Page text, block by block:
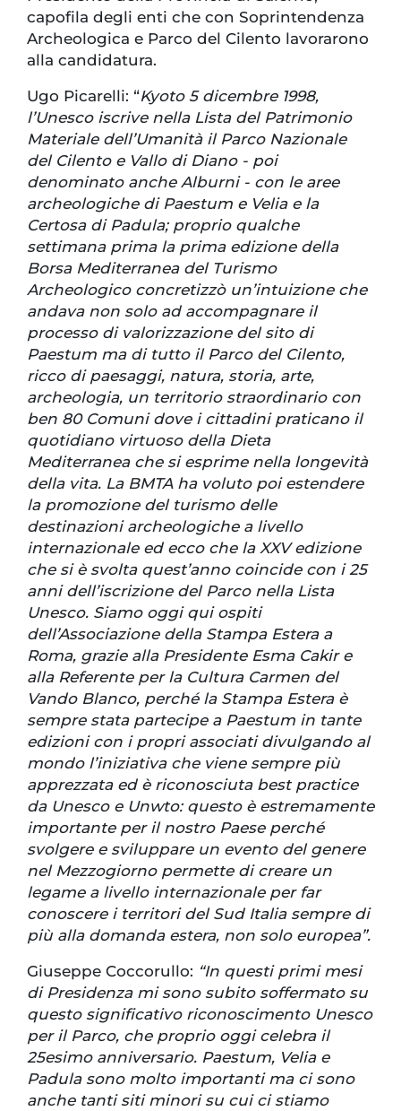
capofila degli enti che con Soprintendenza
Archeologica e Parco del Cilento lavorarono
alla candidatura.
Ugo Picarelli: “Kyoto 5 dicembre 1998,
l’Unesco iscrive nella Lista del Patrimonio
Materiale dell’Umanità il Parco Nazionale
del Cilento e Vallo di Diano - poi
denominato anche Alburni - con le aree
archeologiche di Paestum e Velia e la
Certosa di Padula; proprio qualche
settimana prima la prima edizione della
Borsa Mediterranea del Turismo
Archeologico concretizzò un’intuizione che
andava non solo ad accompagnare il
processo di valorizzazione del sito di
Paestum ma di tutto il Parco del Cilento,
ricco di paesaggi, natura, storia, arte,
archeologia, un territorio straordinario con
ben 80 Comuni dove i cittadini praticano il
quotidiano virtuoso della Dieta
Mediterranea che si esprime nella longevità
della vita. La BMTA ha voluto poi estendere
la promozione del turismo delle
destinazioni archeologiche a livello
internazionale ed ecco che la XXV edizione
che si è svolta quest’anno coincide con i 25
anni dell’iscrizione del Parco nella Lista
Unesco. Siamo oggi qui ospiti
dell’Associazione della Stampa Estera a
Roma, grazie alla Presidente Esma Cakir e
alla Referente per la Cultura Carmen del
Vando Blanco, perché la Stampa Estera è
sempre stata partecipe a Paestum in tante
edizioni con i propri associati divulgando al
mondo l’iniziativa che viene sempre più
apprezzata ed è riconosciuta best practice
da Unesco e Unwto: questo è estremamente
importante per il nostro Paese perché
svolgere e sviluppare un evento del genere
nel Mezzogiorno permette di creare un
legame a livello internazionale per far
conoscere i territori del Sud Italia sempre di
più alla domanda estera, non solo europea”.
Giuseppe Coccorullo: “In questi primi mesi
di Presidenza mi sono subito soffermato su
questo significativo riconoscimento Unesco
per il Parco, che proprio oggi celebra il
25esimo anniversario. Paestum, Velia e
Padula sono molto importanti ma ci sono
anche tanti siti minori su cui ci stiamo